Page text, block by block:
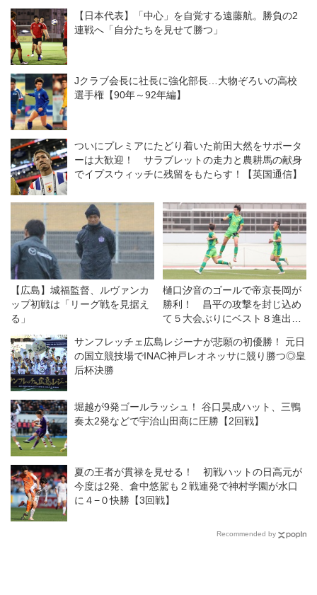
ーパーヘッド！ 中央大学体同
連フースバルクラブＡが３年ぶ
り３回目の頂点に！
【日本代表】「中心」を自覚する遠藤航。勝負の2
連戦へ「自分たちを見せて勝つ」
Jクラブ会長に社長に強化部長…大物ぞろいの高校
選手権【90年～92年編】
ついにプレミアにたどり着いた前田大然をサポータ
ーは大歓迎！ サラブレットの走力と農耕馬の献身
でイプスウィッチに残留をもたらす！【英国通信】
【広島】城福監督、ルヴァンカ
ップ初戦は「リーグ戦を見据え
る」
樋口汐音のゴールで帝京長岡が
勝利！ 昌平の攻撃を封じ込め
て５大会ぶりにベスト８進出
サンフレッチェ広島レジーナが悲願の初優勝！ 元日
の国立競技場でINAC神戸レオネッサに競り勝つ◎皇
后杯決勝
堀越が9発ゴールラッシュ！ 谷口昊成ハット、三鴨
奏太2発などで宇治山田商に圧勝【2回戦】
夏の王者が貫禄を見せる！ 初戦ハットの日高元が
今度は2発、倉中悠駕も２戦連発で神村学園が水口
に４−０快勝【3回戦】
Recommended by